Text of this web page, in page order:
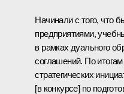
Начинали с того, что
предприятиями,
в рамках дуального
соглашений. По
стратегических
[в конкурсе] по